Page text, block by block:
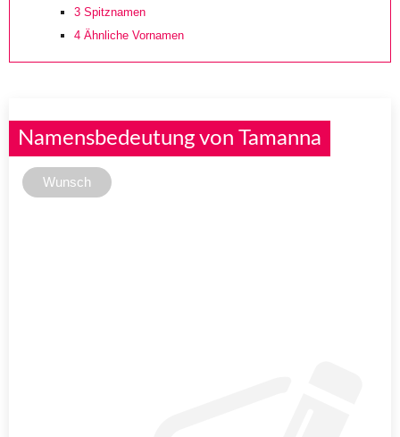
3 Spitznamen
4 Ähnliche Vornamen
Namensbedeutung von Tamanna
Wunsch